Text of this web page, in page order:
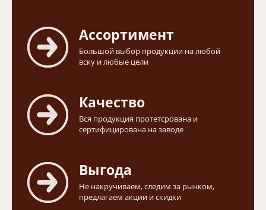
Ассортимент
Большой выбор продукции на любой
вску и любые цели
Качество
Вся продукция протетсрована и
сертифицирована на заводе
Выгода
Не накручиваем, следим за рынком,
предлагаем акции и скидки